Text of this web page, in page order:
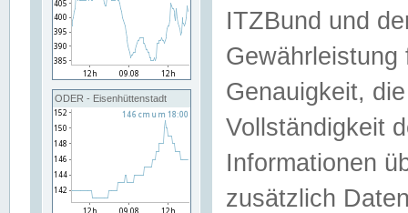
ODER - Eisenhüttenstadt
ITZBund und
Genauigkeit,
Vollständigkeit
Informationen
zusätzlich